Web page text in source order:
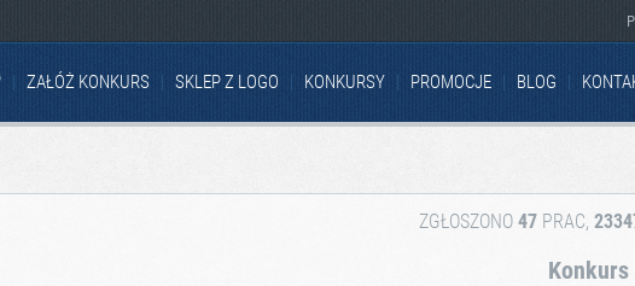
ZAŁÓŻ KONKURS SKLEP Z LOGO KONKURSY PROMOCJE BLOG
ZGŁOSZONO 47 PRAC,